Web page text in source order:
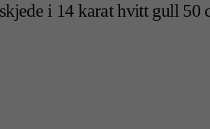
i 14 karat hvitt gull 50